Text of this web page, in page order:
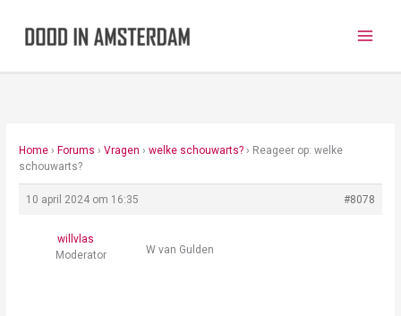
Home › Forums › Vragen › welke schouwarts? › Reageer op: welke
schouwarts?
10 april 2024 om 16:35 #8078
willvlas
Moderator
W van Gulden